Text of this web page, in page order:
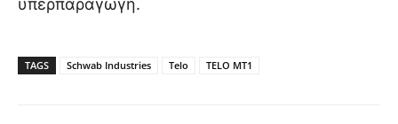
TAGS Schwab Industries Telo TELO MT1